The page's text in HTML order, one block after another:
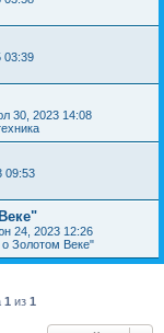
03:39
30, 2023 14:08
09:53
24, 2023 12:26
о Золотом Веке"
1 из 1